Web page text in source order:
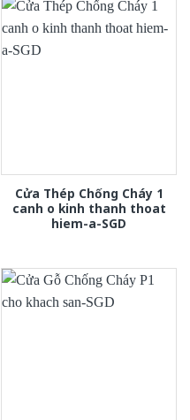
Cửa Thép Chống Cháy 1
canh o kinh thanh thoat
hiem-a-SGD